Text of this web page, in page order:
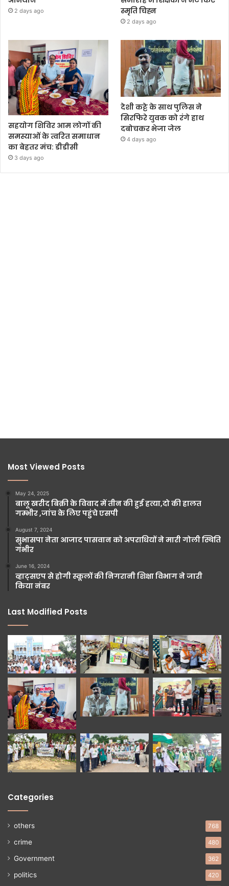
2 days ago
स्मृति चिह्न
2 days ago
सहयोग शिविर आम लोगों की
समस्याओं के त्वरित समाधान
का बेहतर मंच: डीडीसी
3 days ago
देशी कट्टे के साथ पुलिस ने
सिरफिरे युवक को रंगे हाथ
दबोचकर भेजा जेल
4 days ago
Most Viewed Posts
May 24, 2025
बालू खरीद बिक्री के विवाद में तीन की हुई हत्या,दो की हालत
गम्भीर ,जांच के लिए पहुंचे एसपी
August 7, 2024
सुभासपा नेता आजाद पासवान को अपराधियों ने मारी गोली स्थिति
गंभीर
June 16, 2024
व्हाट्सएप से होगी स्कूलों की निगरानी शिक्षा विभाग ने जारी
किया नंबर
Last Modified Posts
Categories
others 768
crime 480
Government 362
politics 420